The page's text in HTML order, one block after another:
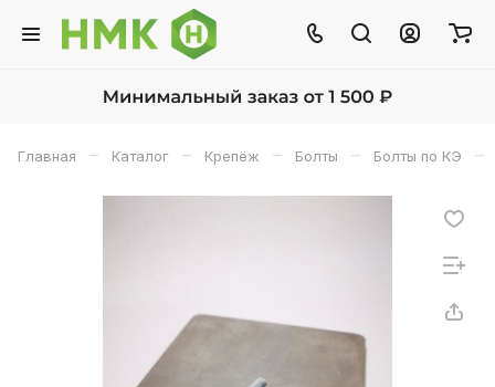
Главная – Каталог – Крепёж – Болты – Болты по КЭ –